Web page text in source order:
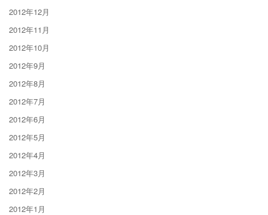
2012年12月
2012年11月
2012年10月
2012年9月
2012年8月
2012年7月
2012年6月
2012年5月
2012年4月
2012年3月
2012年2月
2012年1月